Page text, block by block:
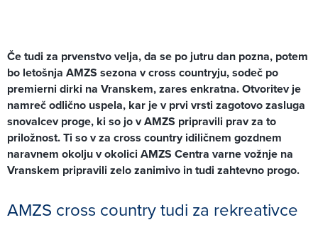
Če tudi za prvenstvo velja, da se po jutru dan pozna, potem
bo letošnja AMZS sezona v cross countryju, sodeč po
premierni dirki na Vranskem, zares enkratna. Otvoritev je
namreč odlično uspela, kar je v prvi vrsti zagotovo zasluga
snovalcev proge, ki so jo v AMZS pripravili prav za to
priložnost. Ti so v za cross country idiličnem gozdnem
naravnem okolju v okolici AMZS Centra varne vožnje na
Vranskem pripravili zelo zanimivo in tudi zahtevno progo.
AMZS cross country tudi za rekreativce